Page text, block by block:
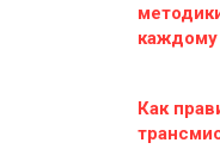
каждому
Как